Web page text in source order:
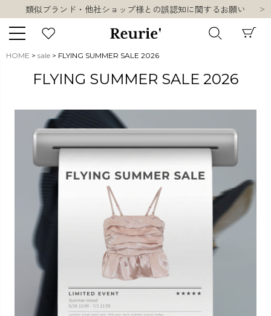
類似ブランド・他社ショップ様との誤認知に関するお願い
熊本県熊本地方を震源とする地震の影響について
お盆期間中の営業・配送に関して
10,000円以上ご購入で送料無料
キーワード
販売タイプ
新着 再入荷
商品タイプ
ORIGINAL HIT ITEM
カラー
HOME sale FLYING SUMMER SALE 2026
FLYING SUMMER SALE 2026